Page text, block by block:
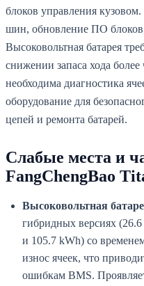
блоков управления
шин, обновление ПО
Высоковольтная батарея
снижении запаса хода
необходима диагностика
оборудование для
цепей и ремонта батарей.
Слабые места и
FangChengBao
Высоковольтная
гибридных версиях
и 105.7 kWh) со
износ ячеек, что
ошибкам BMS.